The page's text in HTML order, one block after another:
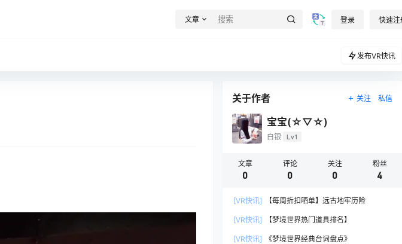
文章 登录 快速注
发布VR快讯
关于作者 关注 私信
宝宝(☆▽☆)
白银 Lv1
文章
0
评论
0
关注
0
粉丝
4
[VR快讯] 【每周折扣晒单】远古地牢历险
[VR快讯] 【梦境世界热门道具排名】
[VR快讯] 《梦境世界经典台词盘点》